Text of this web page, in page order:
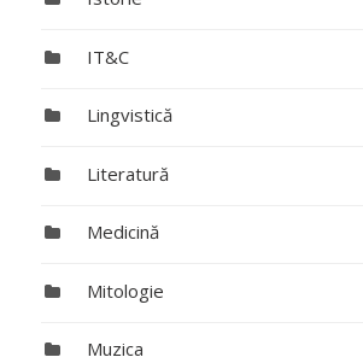
IT&C
Lingvistică
Literatură
Medicină
Mitologie
Muzica